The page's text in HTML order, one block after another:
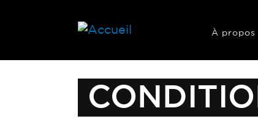
À propos